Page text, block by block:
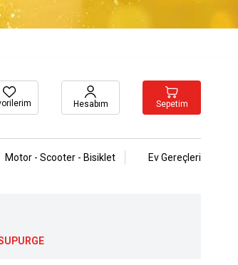
Hesabım Sepetim
Motor - Scooter - Bisiklet Ev Gereçleri